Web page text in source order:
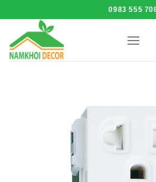
to
content
0983 555